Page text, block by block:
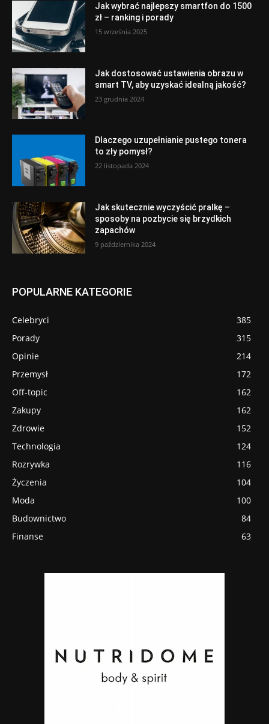
Jak wybrać najlepszy smartfon do 1500
zł – ranking i porady
15 września 2025
Jak dostosować ustawienia obrazu w
smart TV, aby uzyskać idealną jakość?
23 grudnia 2024
Dlaczego uzupełnianie pustego tonera
to zły pomysł?
22 listopada 2024
Jak skutecznie wyczyścić pralkę –
sposoby na pozbycie się brzydkich
zapachów
9 października 2024
POPULARNE KATEGORIE
Celebryci
385
Porady
315
Opinie
214
Przemysł
172
Off-topic
162
Zakupy
162
Zdrowie
152
Technologia
124
Rozrywka
116
Życzenia
104
Moda
100
Budownictwo
84
Finanse
63